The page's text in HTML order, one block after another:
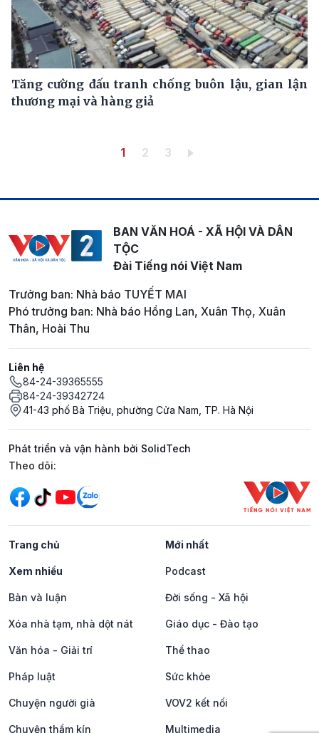
Tăng cường đấu tranh chống buôn lậu, gian lận
thương mại và hàng giả
Trang hiện thời
1 Trang
2 Trang
3
BAN VĂN HOÁ - XÃ HỘI VÀ DÂN
TỘC
Đài Tiếng nói Việt Nam
Trưởng ban: Nhà báo TUYẾT MAI
Phó trưởng ban: Nhà báo Hồng Lan, Xuân Thọ, Xuân
Thân, Hoài Thu
Liên hệ
84-24-39365555
84-24-39342724
41-43 phố Bà Triệu, phường Cửa Nam, TP. Hà Nội
Phát triển và vận hành bởi SolidTech
Mạng xã hội
Theo dõi:
Trang chủ Mới nhất
Xem nhiều Podcast
Bàn và luận Đời sống - Xã hội
Xóa nhà tạm, nhà dột nát Giáo dục - Đào tạo
Văn hóa - Giải trí Thể thao
Pháp luật Sức khỏe
Chuyện người già VOV2 kết nối
Chuyện thầm kín Multimedia